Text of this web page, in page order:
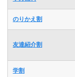
のりかえ割
友達紹介割
学割